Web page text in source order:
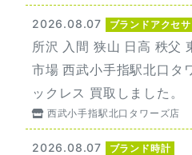
2026.08.07 ブランドアクセ
所沢 入間 狭山 日高 秩父
市場 西武小手指駅北口タ
ックレス 買取しました。
西武小手指駅北口タワーズ店
2026.08.07 ブランド時計